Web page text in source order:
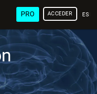
PRO ACCEDER